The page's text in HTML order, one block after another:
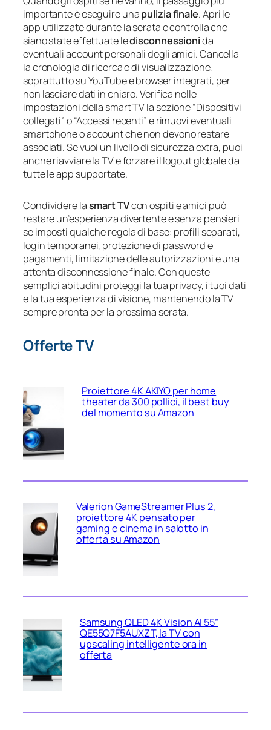
importante è eseguire unapulizia finale. Apri le
app utilizzate durante la serata e controlla che
siano state effettuate ledisconnessionida
eventuali account personali degli amici. Cancella
la cronologia di ricerca e di visualizzazione,
soprattutto su YouTube e browser integrati, per
non lasciare dati in chiaro. Verifica nelle
impostazioni della smart TV la sezione “Dispositivi
collegati” o “Accessi recenti” e rimuovi eventuali
smartphone o account che non devono restare
associati. Se vuoi un livello di sicurezza extra, puoi
anche riavviare la TV e forzare il logout globale da
tutte le app supportate.
Condividere lasmart TVcon ospiti e amici può
restare un’esperienza divertente e senza pensieri
se imposti qualche regola di base: profili separati,
login temporanei, protezione di password e
pagamenti, limitazione delle autorizzazioni e una
attenta disconnessione finale. Con queste
semplici abitudini proteggi la tua privacy, i tuoi dati
e la tua esperienza di visione, mantenendo la TV
sempre pronta per la prossima serata.
Offerte TV
Proiettore 4K AKIYO per home
theater da 300 pollici, il best buy
del momento su Amazon
Valerion GameStreamer Plus 2,
proiettore 4K pensato per
gaming e cinema in salotto in
offerta su Amazon
Samsung QLED 4K Vision AI 55”
QE55Q7F5AUXZT, la TV con
upscaling intelligente ora in
offerta